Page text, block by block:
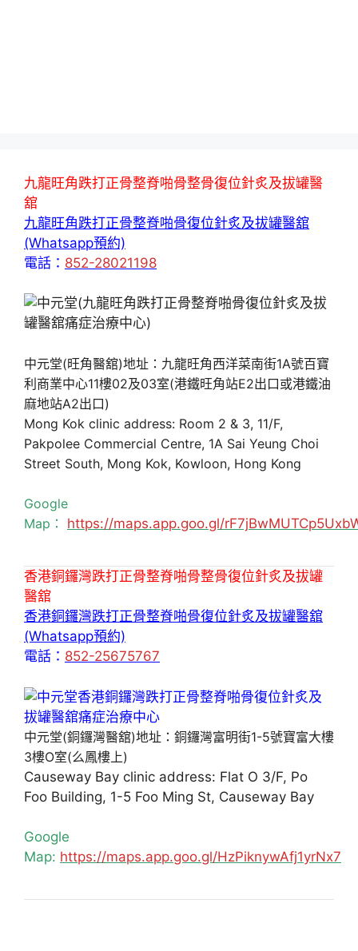
九龍旺角跌打正骨整脊啪骨整骨復位針炙及拔罐醫
舘
九龍旺角跌打正骨整脊啪骨復位針炙及拔罐醫舘
(Whatsapp預約)
電話： 852-28021198
中元堂(旺角醫舘)地址：九龍旺角西洋菜南街1A號百寶
利商業中心11樓02及03室(港鐵旺角站E2出口或港鐵油
麻地站A2出口)
Mong Kok clinic address: Room 2 & 3, 11/F,
Pakpolee Commercial Centre, 1A Sai Yeung Choi
Street South, Mong Kok, Kowloon, Hong Kong
Google
Map： https://maps.app.goo.gl/
香港銅鑼灣跌打正骨整脊啪骨整骨復位針炙及拔罐
醫舘
香港銅鑼灣跌打正骨整脊啪骨復位針炙及拔罐醫舘
(Whatsapp預約)
電話： 852-25675767
中元堂(銅鑼灣醫舘)地址：銅鑼灣富明街1-5號寶富大樓
3樓O室(么鳳樓上)
Causeway Bay clinic address: Flat O 3/F, Po
Foo Building, 1-5 Foo Ming St, Causeway Bay
Google
Map: https://maps.app.goo.gl/HzPiknywAfj1yrNx7